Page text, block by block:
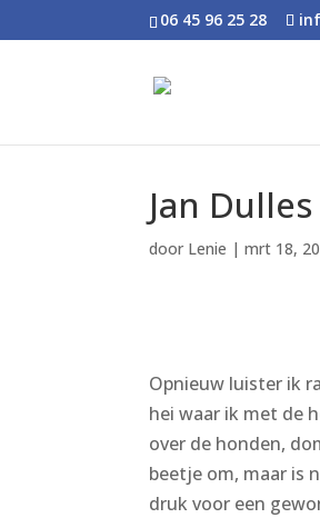
06 45 96 25 28
Jan
door Lenie |mrt 18,
Opnieuw luister ik
hei waar ik met de
over de honden,
beetje om, maar is
druk voor een